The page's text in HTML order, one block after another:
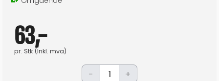
63,-
pr. Stk (Inkl. mva)
- +